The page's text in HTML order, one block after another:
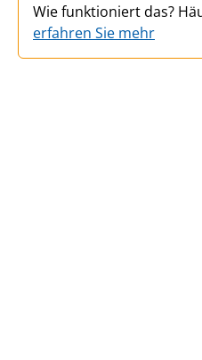
Wie funktioniert das?
erfahren Sie mehr